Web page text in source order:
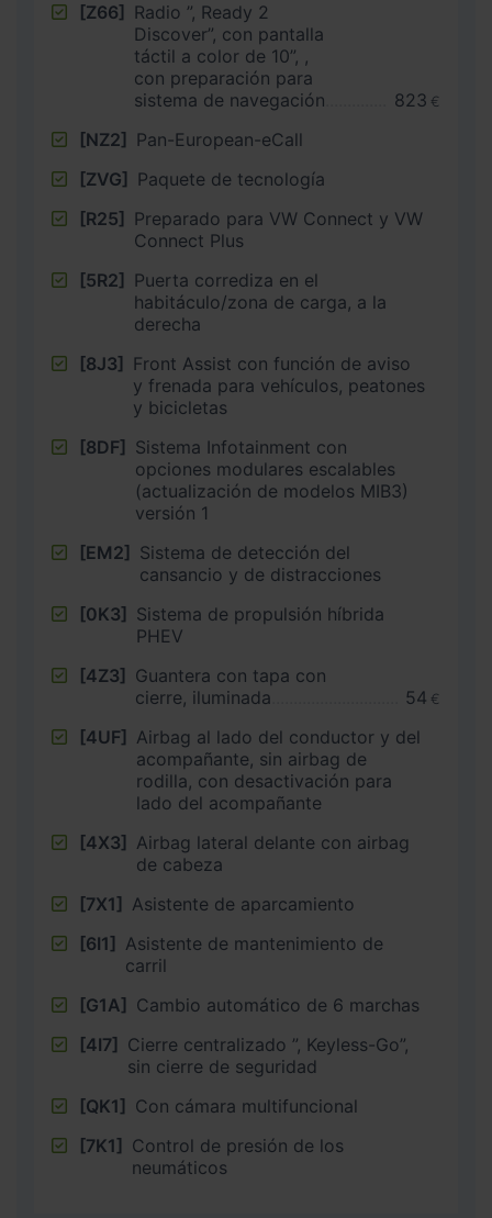
[Z66] Radio ”, Ready 2
Discover”, con pantalla
táctil a color de 10”, ,
con preparación para
sistema de navegación
823 €
[NZ2] Pan-European-eCall
[ZVG] Paquete de tecnología
[R25] Preparado para VW Connect y VW
Connect Plus
[5R2] Puerta corrediza en el
habitáculo/zona de carga, a la
derecha
[8J3] Front Assist con función de aviso
y frenada para vehículos, peatones
y bicicletas
[8DF] Sistema Infotainment con
opciones modulares escalables
(actualización de modelos MIB3)
versión 1
[EM2] Sistema de detección del
cansancio y de distracciones
[0K3] Sistema de propulsión híbrida
PHEV
[4Z3] Guantera con tapa con
cierre, iluminada
54 €
[4UF] Airbag al lado del conductor y del
acompañante, sin airbag de
rodilla, con desactivación para
lado del acompañante
[4X3] Airbag lateral delante con airbag
de cabeza
[7X1] Asistente de aparcamiento
[6I1] Asistente de mantenimiento de
carril
[G1A] Cambio automático de 6 marchas
[4I7] Cierre centralizado ”, Keyless-Go”,
sin cierre de seguridad
[QK1] Con cámara multifuncional
[7K1] Control de presión de los
neumáticos